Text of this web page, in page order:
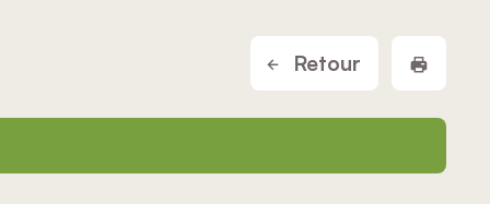
Retour